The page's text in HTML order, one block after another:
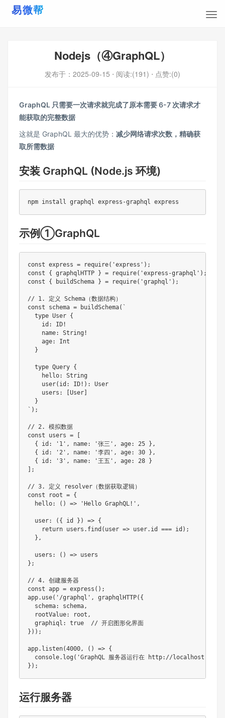
Nodejs（④GraphQL）
发布于： 2025-09-15 ⋅ 阅读:(191) ⋅ 点赞:(0)
GraphQL 只需要一次请求就完成了原本需要 6-7 次请求才
能获取的完整数据
这就是 GraphQL 最大的优势： 减少网络请求次数，精确获
取所需数据
安装 GraphQL (Node.js 环境)
npm install graphql express-graphql express
示例①GraphQL
const express = require('express');
const { graphqlHTTP } = require('express-graphql');
const { buildSchema } = require('graphql');
// 1. 定义 Schema（数据结构）
const schema = buildSchema(`
  type User {
    id: ID!
    name: String!
    age: Int
  }
  type Query {
    hello: String
    user(id: ID!): User
    users: [User]
  }
`);
// 2. 模拟数据
const users = [
  { id: '1', name: '张三', age: 25 },
  { id: '2', name: '李四', age: 30 },
  { id: '3', name: '王五', age: 28 }
];
// 3. 定义 resolver（数据获取逻辑）
const root = {
  hello: () => 'Hello GraphQL!',
  user: ({ id }) => {
    return users.find(user => user.id === id);
  },
  users: () => users
};
// 4. 创建服务器
const app = express();
app.use('/graphql', graphqlHTTP({
  schema: schema,
  rootValue: root,
  graphiql: true  // 开启图形化界面
}));
app.listen(4000, () => {
console.log('GraphQL 服务器运行在 http://
});
运行服务器